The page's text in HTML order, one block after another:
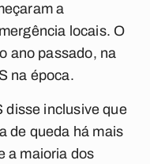
a
locais. O
ano passado, na
na época.
disse inclusive que
de queda há mais
a maioria dos